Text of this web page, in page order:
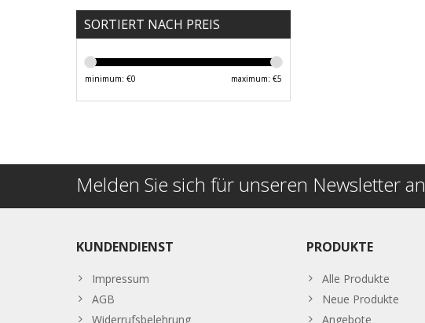
SORTIERT NACH PREIS
minimum: €0 maximum: €5
Melden Sie sich für unseren Newsletter an
KUNDENDIENST
Impressum
AGB
Widerrufsbelehrung
PRODUKTE
Alle Produkte
Neue Produkte
Angebote